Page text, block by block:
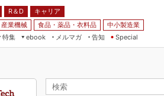
R＆D
キャリア
産業機械 食品・薬品・衣料品
中小製造業
特集
ebook
メルマガ
告知 Special